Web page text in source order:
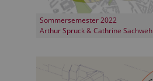
Sommersemester 2022
Arthur Spruck & Cathrine Sachweh